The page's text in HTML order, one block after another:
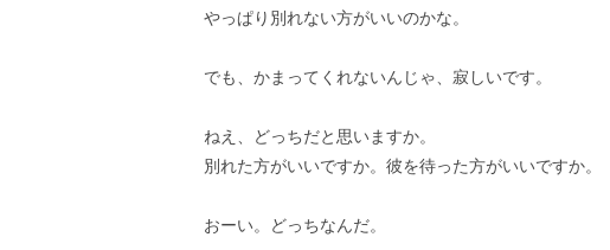
やっぱり別れない方がいいのかな。
でも、かまってくれないんじゃ、寂しいです。
ねえ、どっちだと思いますか。
別れた方がいいですか。彼を待った方がいいですか。
おーい。どっちなんだ。